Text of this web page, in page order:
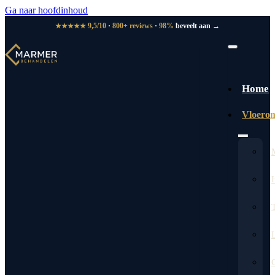
Ga naar hoofdinhoud
★★★★★ 9,5/10 · 800+ reviews · 98% beveelt aan →
Home